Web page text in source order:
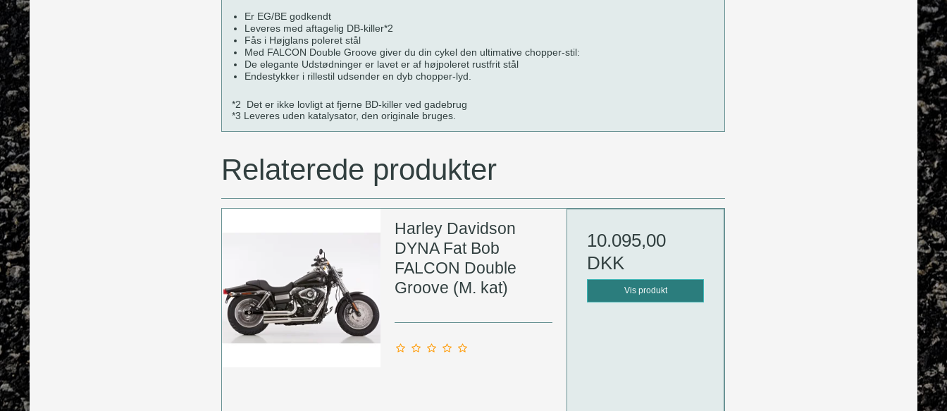
Er EG/BE godkendt
Leveres med aftagelig DB-killer*2
Fås i Højglans poleret stål
Med FALCON Double Groove giver du din cykel den ultimative chopper-stil:
De elegante Udstødninger er lavet er af højpoleret rustfrit stål
Endestykker i rillestil udsender en dyb chopper-lyd.
*2 Det er ikke lovligt at fjerne BD-killer ved gadebrug
*3 Leveres uden katalysator, den originale bruges.
Relaterede produkter
Harley Davidson
DYNA Fat Bob
FALCON Double
Groove (M. kat)
10.095,00
DKK
Vis produkt